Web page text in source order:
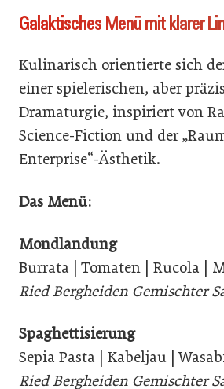
Galaktisches Menü mit klarer
Kulinarisch orientierte sich
einer spielerischen, aber
Dramaturgie, inspiriert von
Science-Fiction und der
Enterprise“-Ästhetik.
Das Menü:
Mondlandung
Burrata | Tomaten | Rucola |
Ried Bergheiden Gemischter
Spaghettisierung
Sepia Pasta | Kabeljau |
Ried Bergheiden Gemischter